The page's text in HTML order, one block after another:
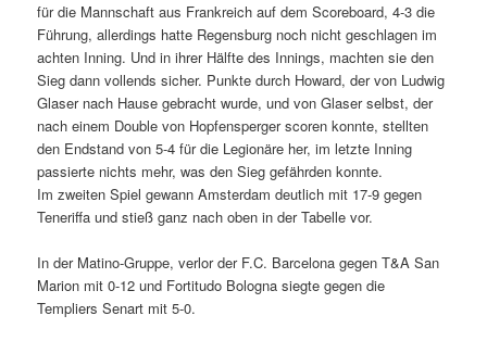
für die Mannschaft aus Frankreich auf dem Scoreboard, 4-3 die
Führung, allerdings hatte Regensburg noch nicht geschlagen im
achten Inning. Und in ihrer Hälfte des Innings, machten sie den
Sieg dann vollends sicher. Punkte durch Howard, der von Ludwig
Glaser nach Hause gebracht wurde, und von Glaser selbst, der
nach einem Double von Hopfensperger scoren konnte, stellten
den Endstand von 5-4 für die Legionäre her, im letzte Inning
passierte nichts mehr, was den Sieg gefährden konnte.
Im zweiten Spiel gewann Amsterdam deutlich mit 17-9 gegen
Teneriffa und stieß ganz nach oben in der Tabelle vor.
In der Matino-Gruppe, verlor der F.C. Barcelona gegen T&A San
Marion mit 0-12 und Fortitudo Bologna siegte gegen die
Templiers Senart mit 5-0.